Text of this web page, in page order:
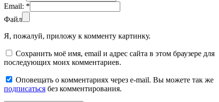
Email: *
Файл
Я, пожалуй, приложу к комменту картинку.
Сохранить моё имя, email и адрес сайта в этом браузере для
последующих моих комментариев.
Оповещать о комментариях через e-mail. Вы можете так же
подписаться без комментирования.